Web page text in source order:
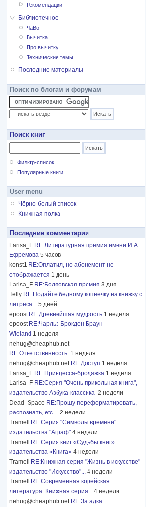
Рекомендации
Библиотечное
ЧаВо
Вычитка
Про вычитку
Технические темы
Последние материалы
Поиск по блогам и форумам
Поиск книг
Фильтр-список
Популярные книги
User menu
Чёрно-белый список
Книжная полка
Последние комментарии
Larisa_F RE:Литературная премия имени И.А.
Ефремова 5 часов
konst1 RE:Оплатил, но абонемент не
отображается 1 день
Larisa_F RE:Беляевская премия 3 дня
Telly RE:Подайте бедному копеечку на книжку с
литреса... 5 дней
epoost RE:Древнейшая мудрость 1 неделя
epoost RE:Чарльз Брокден Браун -
Wieland 1 неделя
nehug@cheaphub.net
RE:Ответственность. 1 неделя
nehug@cheaphub.net RE:Доступ 1 неделя
Larisa_F RE:Принцесса-бродяжка 1 неделя
Larisa_F RE:Серия "Очень прикольная книга",
издательство Азбука-классика 2 недели
Dead_Space RE:Прошу переформатировать,
распознать, etc... 2 недели
Tramell
RE:Серия "Символы времени"
издательства "Аграф" 4 недели
Tramell
RE:Серия книг «Судьбы книг»
издательства «Книга» 4 недели
Tramell
RE:Книжная серия "Жизнь в искусстве"
издательство "Искусство"... 4 недели
Tramell
RE:Современная корейская
литература. Книжная серия... 4 недели
nehug@cheaphub.net RE:Загадка